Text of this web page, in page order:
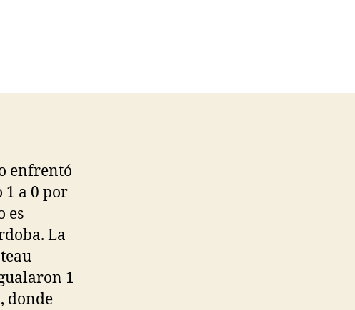
enfrentó
1 a 0 por
es
La
1
donde